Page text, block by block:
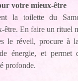
votre mieux-être
la toilette du
être. En faire un rituel
le réveil, procure à
énergie, et permet
profonde.